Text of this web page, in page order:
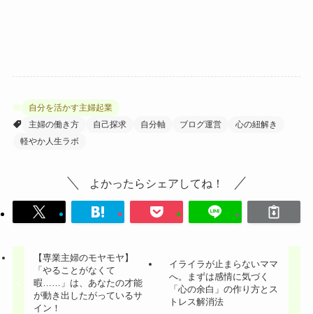
自分を活かす主婦起業
主婦の働き方
自己探求 自分軸 ブログ運営
心の紐解き
軽やか人生ラボ
よかったらシェアしてね！
【専業主婦のモヤモヤ】
「やることがなくて
暇……」は、あなたの才能
が動き出したがっているサ
イン！
イライラが止まらないママ
へ。まずは感情に気づく
「心の余白」の作り方とス
トレス解消法